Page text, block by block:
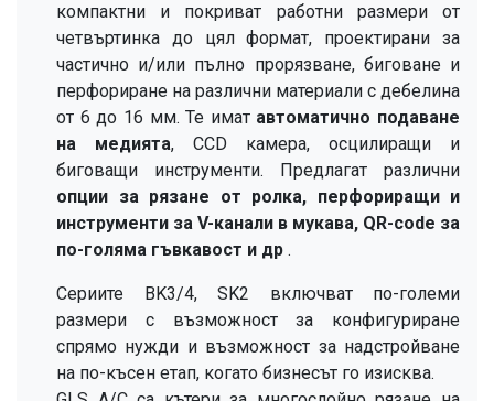
компактни и покриват работни размери от
четвъртинка до цял формат, проектирани за
частично и/или пълно прорязване, биговане и
перфориране на различни материали с дебелина
от 6 до 16 мм. Те имат автоматично подаване
на медията, CCD камера, осцилиращи и
биговащи инструменти. Предлагат различни
опции за рязане от ролка, перфориращи и
инструменти за V-канали в мукава, QR-code за
по-голяма гъвкавост и др .
Сериите BK3/4, SK2 включват по-големи
размери с възможност за конфигуриране
спрямо нужди и възможност за надстройване
на по-късен етап, когато бизнесът го изисква.